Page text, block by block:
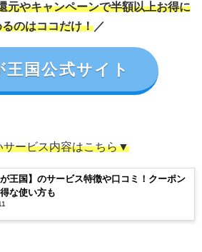
元やキャンペーンで半額以上お得に
るのはココだけ！／
王国公式サイト
ービス内容はこちら▼
が王国】のサービス特徴や口コミ！クーポン
な使い方も